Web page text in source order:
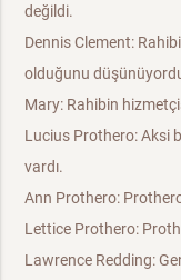
değildi.
Dennis Clement:
olduğunu
Mary: Rahibin
Lucius Prothero: Aksi
vardı.
Ann Prothero:
Lettice Prothero:
Lawrence Redding: